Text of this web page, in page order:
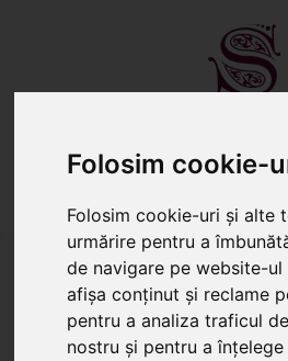
Folosim cookie-
Folosim cookie-uri și alte
urmărire pentru a
de navigare pe website-ul
afișa conținut și reclame
pentru a analiza traficul
nostru și pentru a
TORTURI PRĂJITURI